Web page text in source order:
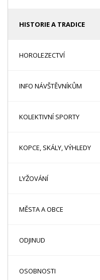
HISTORIE A TRADICE
HOROLEZECTVÍ
INFO NÁVŠTĚVNÍKŮM
KOLEKTIVNÍ SPORTY
KOPCE, SKÁLY, VÝHLEDY
LYŽOVÁNÍ
MĚSTA A OBCE
ODJINUD
OSOBNOSTI